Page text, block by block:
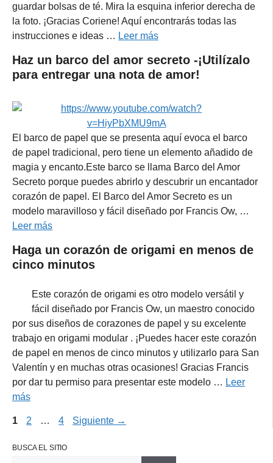
guardar bolsas de té. Mira la esquina inferior derecha de
la foto. ¡Gracias Coriene! Aquí encontrarás todas las
instrucciones e ideas … Leer más
Haz un barco del amor secreto -¡Utilízalo
para entregar una nota de amor!
El barco de papel que se presenta aquí evoca el barco
de papel tradicional, pero tiene un elemento añadido de
magia y encanto.Este barco se llama Barco del Amor
Secreto porque puedes abrirlo y descubrir un encantador
corazón de papel. El Barco del Amor Secreto es un
modelo maravilloso y fácil diseñado por Francis Ow, …
Leer más
Haga un corazón de origami en menos de
cinco minutos
Este corazón de origami es otro modelo versátil y
fácil diseñado por Francis Ow, un maestro conocido
por sus diseños de corazones de papel y su excelente
trabajo en origami modular . ¡Puedes hacer este corazón
de papel en menos de cinco minutos y utilizarlo para San
Valentín y en muchas otras ocasiones! Gracias Francis
por dar tu permiso para presentar este modelo … Leer
más
Página
1 Página
2 … Página
4 Siguiente →
BUSCA EL SITIO